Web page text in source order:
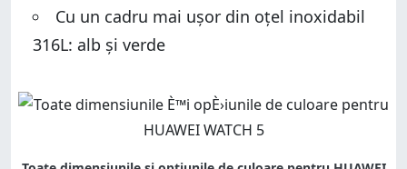
Cu un cadru mai ușor din oțel inoxidabil
316L: alb și verde